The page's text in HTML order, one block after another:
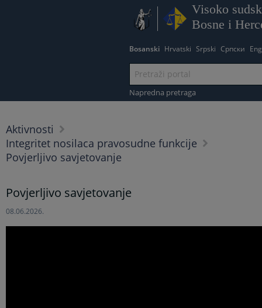
Visoko
Bosne i
Bosanski Hrvatski Srpski Српски
Napredna pretraga
Aktivnosti
Integritet nosilaca pravosudne funkcije
Povjerljivo savjetovanje
Povjerljivo savjetovanje
08.06.2026.